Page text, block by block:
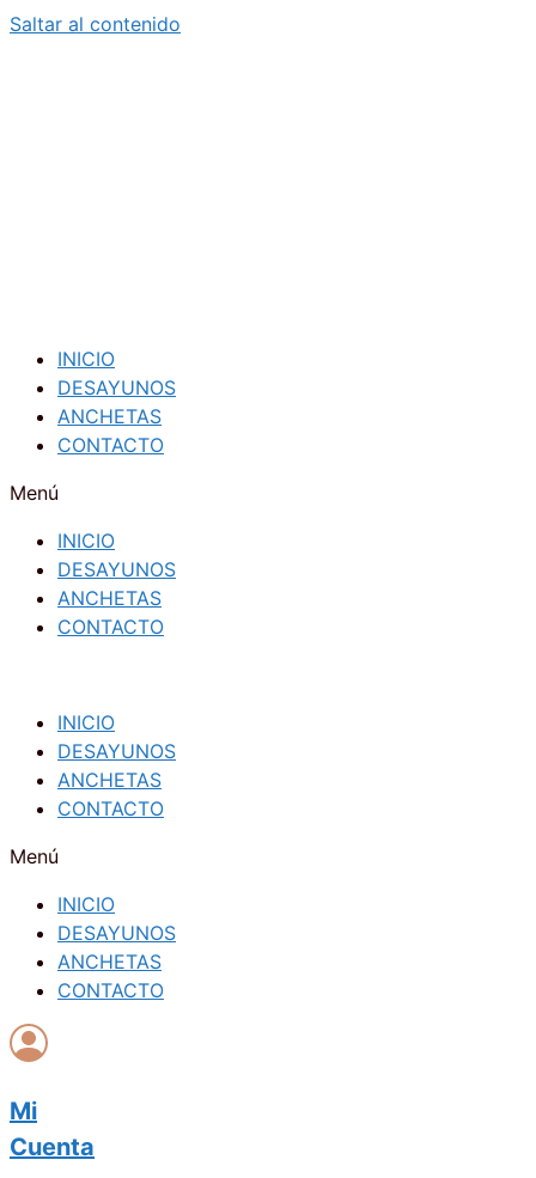
Saltar al contenido
INICIO
DESAYUNOS
ANCHETAS
CONTACTO
Menú
INICIO
DESAYUNOS
ANCHETAS
CONTACTO
INICIO
DESAYUNOS
ANCHETAS
CONTACTO
Menú
INICIO
DESAYUNOS
ANCHETAS
CONTACTO
Mi
Cuenta